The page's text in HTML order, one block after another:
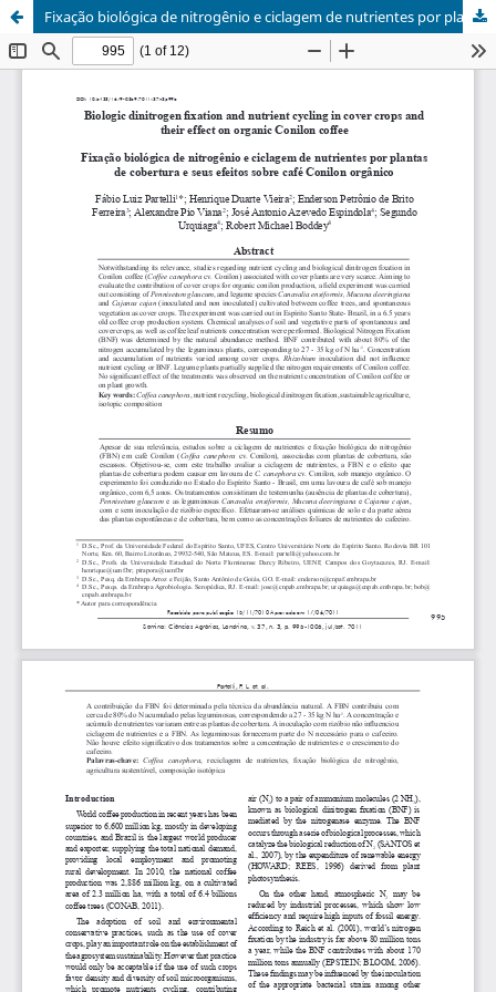
Fixação biológica de nitrogênio e ciclagem de nutrientes por plantas de cobertura e seus efeitos sobre café Conilon orgânico